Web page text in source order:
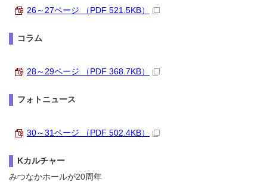
26～27ページ （PDF 521.5KB）
コラム
28～29ページ （PDF 368.7KB）
フォトニュース
30～31ページ （PDF 502.4KB）
Kカルチャー
みつなかホールが20周年